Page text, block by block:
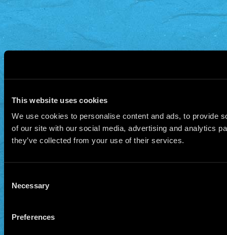
This website uses cookies
We use cookies to personalise content and ads, to provide
of our site with our social media, advertising and analytics
they’ve collected from your use of their services.
Selection
Necessary
Preferences